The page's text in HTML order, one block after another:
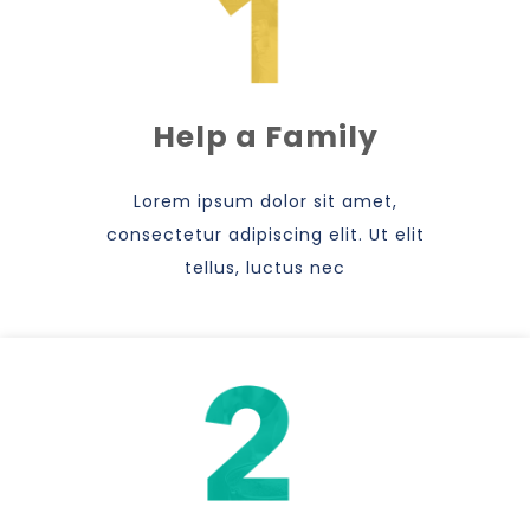
Help a Family
Lorem ipsum dolor sit amet,
consectetur adipiscing elit. Ut elit
tellus, luctus nec